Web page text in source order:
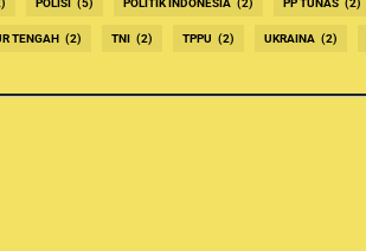
POLISI (5) POLITIK INDONESIA (2) PP TUNAS (2)
TENGAH (2) TNI (2) TPPU (2) UKRAINA (2)